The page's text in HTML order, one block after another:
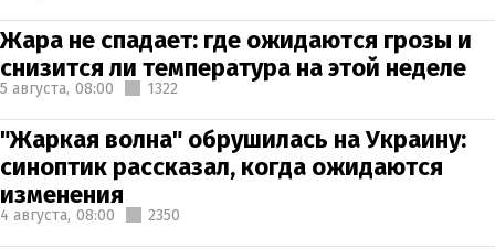
Жара не спадает: где ожидаются грозы и
снизится ли температура на этой неделе
5 августа, 08:00 1322
"Жаркая волна" обрушилась на Украину:
синоптик рассказал, когда ожидаются
изменения
4 августа, 08:00 2350